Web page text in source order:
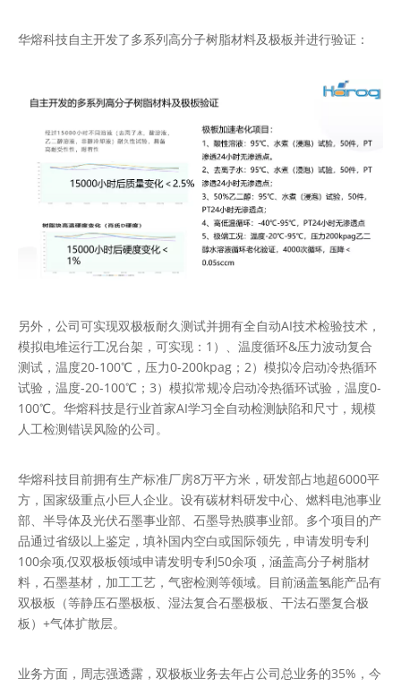
华熔科技自主开发了多系列高分子树脂材料及极板并进行验证：
另外，公司可实现双极板耐久测试并拥有全自动AI技术检验技术，
模拟电堆运行工况台架，可实现：1）、温度循环&压力波动复合
测试，温度20-100℃，压力0-200kpag；2）模拟冷启动冷热循环
试验，温度-20-100℃；3）模拟常规冷启动冷热循环试验，温度0-
100℃。华熔科技是行业首家AI学习全自动检测缺陷和尺寸，规模
人工检测错误风险的公司。
华熔科技目前拥有生产标准厂房8万平方米，研发部占地超6000平
方，国家级重点小巨人企业。设有碳材料研发中心、燃料电池事业
部、半导体及光伏石墨事业部、石墨导热膜事业部。多个项目的产
品通过省级以上鉴定，填补国内空白或国际领先，申请发明专利
100余项,仅双极板领域申请发明专利50余项，涵盖高分子树脂材
料，石墨基材，加工工艺，气密检测等领域。目前涵盖氢能产品有
双极板（等静压石墨极板、湿法复合石墨极板、干法石墨复合极
板）+气体扩散层。
业务方面，周志强透露，双极板业务去年占公司总业务的35%，今